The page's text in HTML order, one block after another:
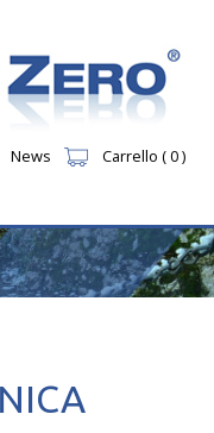
News Carrello ( 0 )